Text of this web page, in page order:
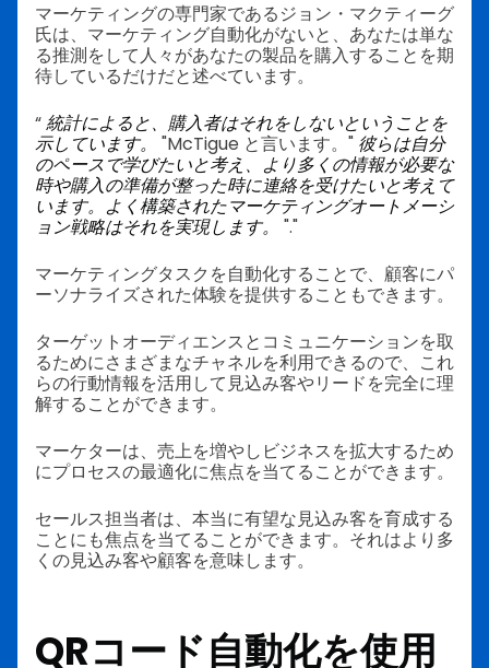
マーケティングの専門家であるジョン・マクティーグ
氏は、マーケティング自動化がないと、あなたは単な
る推測をして人々があなたの製品を購入することを期
待しているだけだと述べています。
“統計によると、購入者はそれをしないということを
示しています。 "McTigue と言います。" 彼らは自分
のペースで学びたいと考え、より多くの情報が必要な
時や購入の準備が整った時に連絡を受けたいと考えて
います。よく構築されたマーケティングオートメーシ
ョン戦略はそれを実現します。 "."
マーケティングタスクを自動化することで、顧客にパ
ーソナライズされた体験を提供することもできます。
ターゲットオーディエンスとコミュニケーションを取
るためにさまざまなチャネルを利用できるので、これ
らの行動情報を活用して見込み客やリードを完全に理
解することができます。
マーケターは、売上を増やしビジネスを拡大するため
にプロセスの最適化に焦点を当てることができます。
セールス担当者は、本当に有望な見込み客を育成する
ことにも焦点を当てることができます。それはより多
くの見込み客や顧客を意味します。
QRコード自動化を使用